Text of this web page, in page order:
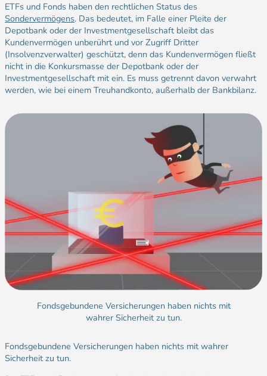
ETFs und Fonds haben den rechtlichen Status des
Sondervermögens. Das bedeutet, im Falle einer Pleite der
Depotbank oder der Investmentgesellschaft bleibt das
Kundenvermögen unberührt und vor Zugriff Dritter
(Insolvenzverwalter) geschützt, denn das Kundenvermögen fließt
nicht in die Konkursmasse der Depotbank oder der
Investmentgesellschaft mit ein. Es muss getrennt davon verwahrt
werden, wie bei einem Treuhandkonto, außerhalb der Bankbilanz.
Fondsgebundene Versicherungen haben nichts mit
wahrer Sicherheit zu tun.
Fondsgebundene Versicherungen haben nichts mit wahrer
Sicherheit zu tun.